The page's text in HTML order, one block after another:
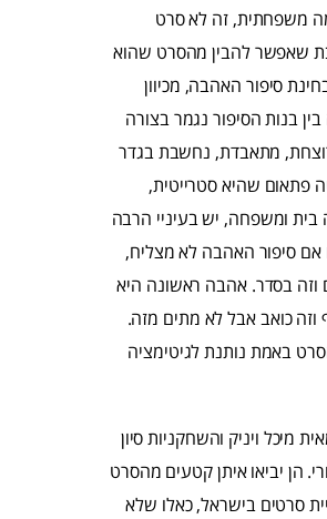
משפחתית, זה לא סרט
שאפשר להבין מהסרט שהוא
סיפור האהבה, מכיוון
בנות הסיפור נגמר בצורה
מתאבדת, נחשבת בגדר
פתאום שהיא סטרייטית,
בית ומשפחה, יש בעיניי הרבה
סיפור האהבה לא מצליח,
וזה בסדר. אהבה ראשונה היא
כואב אבל לא מתים מזה.
באמת נותנת לגיטימציה
מיכל ויניק והשחקניות סיון
הן יביאו איתן קטעים מהסרט
סרטים בישראל, כאלו שלא